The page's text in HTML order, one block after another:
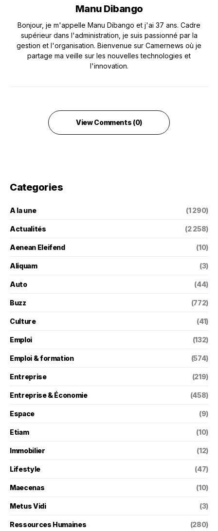
Manu Dibango
Bonjour, je m'appelle Manu Dibango et j'ai 37 ans. Cadre
supérieur dans l'administration, je suis passionné par la
gestion et l'organisation. Bienvenue sur Camernews où je
partage ma veille sur les nouvelles technologies et
l'innovation.
View Comments (0)
Categories
A la une (1 290)
Actualités (2 258)
Aenean Eleifend (10)
Aliquam (3)
Auto (44)
Buzz (772)
Culture (41)
Emploi (132)
Emploi & formation (574)
Entreprise (219)
Entreprise & Économie (458)
Espace (9)
Etiam (10)
Immobilier (12)
Lifestyle (47)
Maecenas (10)
Metus Vidi (3)
Ressources Humaines (280)